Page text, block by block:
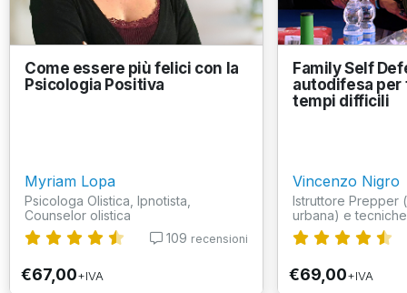
Come essere più felici con la
Psicologia Positiva
Myriam Lopa
Psicologa Olistica, Ipnotista,
Counselor olistica
109 recensioni
€67,00+IVA
Family Self
autodifesa per
tempi difficili
Vincenzo Nigro
Istruttore Prepper
urbana) e
€69,00+IVA